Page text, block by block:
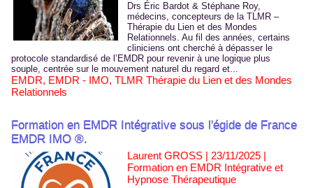
Drs Éric Bardot & Stéphane Roy,
médecins, concepteurs de la TLMR –
Thérapie du Lien et des Mondes
Relationnels. Au fil des années, certains
cliniciens ont cherché à dépasser le
protocole standardisé de l’EMDR pour revenir à une logique plus
souple, centrée sur le mouvement naturel du regard et...
EMDR, EMDR - IMO, TLMR Thérapie du Lien et des Mondes
Relationnels
Formation en EMDR Intégrative sous l'égide de France
EMDR IMO ®.
Laurent GROSS | 23/11/2025 |
Formation en EMDR Intégrative et
Hypnose Thérapeutique